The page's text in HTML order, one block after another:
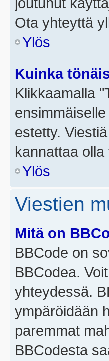
Ota yhteyttä
Ylös
Kuinka
Klikkaamalla
estetty.
kannattaa
Ylös
Viestien
Mitä on
BBCode on
BBCodea.
yhteydessä.
ympäröidään
paremmat
BBCodesta